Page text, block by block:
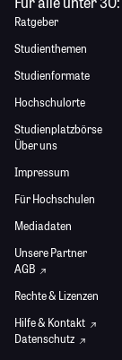
Ratgeber
Studienthemen
Studienformate
Hochschulorte
Studienplatzbörse
Über uns
Impressum
Für Hochschulen
Mediadaten
Unsere Partner
AGB
Rechte & Lizenzen
Hilfe & Kontakt
Datenschutz